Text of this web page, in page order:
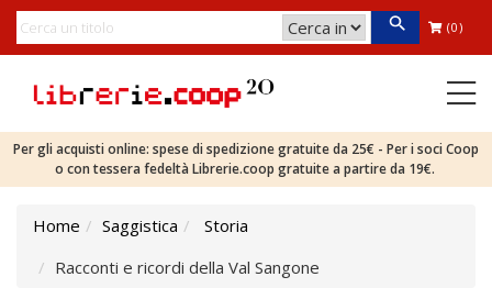
(0)
Per gli acquisti online: spese di spedizione gratuite da 25€ - Per i soci Coop
o con tessera fedeltà Librerie.coop gratuite a partire da 19€.
Home Saggistica
Storia
Racconti e ricordi della Val Sangone